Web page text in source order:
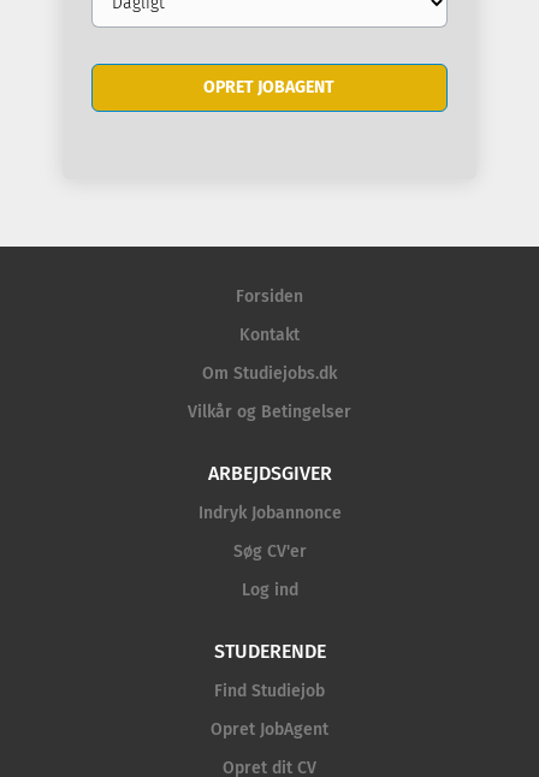
frequency
Forsiden
Kontakt
Om Studiejobs.dk
Vilkår og Betingelser
ARBEJDSGIVER
Indryk Jobannonce
Søg CV'er
Log ind
STUDERENDE
Find Studiejob
Opret JobAgent
Opret dit CV